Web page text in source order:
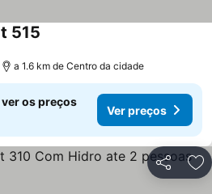
515
a 1.6 km de Centro da cidade
os preços
Ver preços
Partilhar